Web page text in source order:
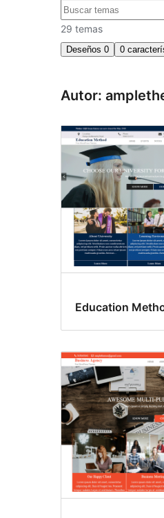
Buscar
29 temas
Deseños 0 0
Autor:
Education